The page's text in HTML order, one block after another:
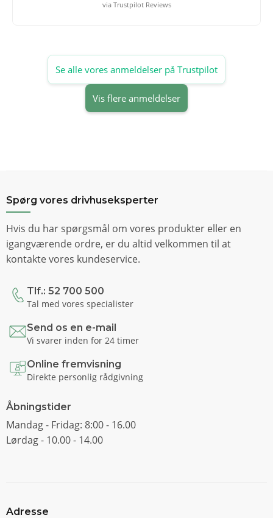
via Trustpilot Reviews
Se alle vores anmeldelser på Trustpilot
Vis flere anmeldelser
Spørg vores drivhuseksperter
Hvis du har spørgsmål om vores produkter eller en
igangværende ordre, er du altid velkommen til at
kontakte vores kundeservice.
Tlf.: 52 700 500
Tal med vores specialister
Send os en e-mail
Vi svarer inden for 24 timer
Online fremvisning
Direkte personlig rådgivning
Åbningstider
Mandag - Fridag: 8:00 - 16.00
Lørdag - 10.00 - 14.00
Adresse